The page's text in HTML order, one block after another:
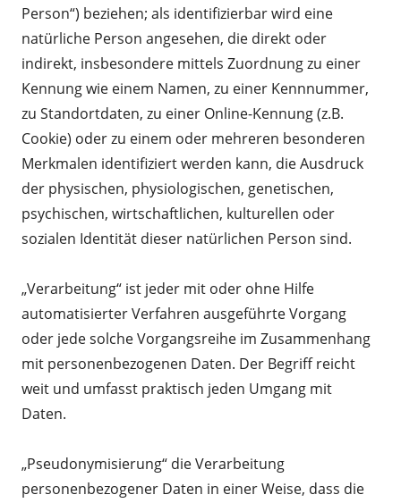
Person“) beziehen; als identifizierbar wird eine
natürliche Person angesehen, die direkt oder
indirekt, insbesondere mittels Zuordnung zu einer
Kennung wie einem Namen, zu einer Kennnummer,
zu Standortdaten, zu einer Online-Kennung (z.B.
Cookie) oder zu einem oder mehreren besonderen
Merkmalen identifiziert werden kann, die Ausdruck
der physischen, physiologischen, genetischen,
psychischen, wirtschaftlichen, kulturellen oder
sozialen Identität dieser natürlichen Person sind.
„Verarbeitung“ ist jeder mit oder ohne Hilfe
automatisierter Verfahren ausgeführte Vorgang
oder jede solche Vorgangsreihe im Zusammenhang
mit personenbezogenen Daten. Der Begriff reicht
weit und umfasst praktisch jeden Umgang mit
Daten.
„Pseudonymisierung“ die Verarbeitung
personenbezogener Daten in einer Weise, dass die